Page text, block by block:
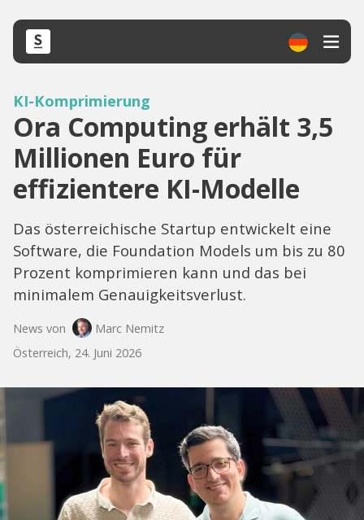
KI-Komprimierung
Ora Computing erhält 3,5
Millionen Euro für
effizientere KI-Modelle
Das österreichische Startup entwickelt eine
Software, die Foundation Models um bis zu 80
Prozent komprimieren kann und das bei
minimalem Genauigkeitsverlust.
News von
Marc Nemitz
Österreich, 24. Juni 2026